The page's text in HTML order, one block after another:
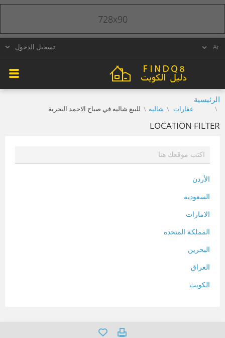
تسجيل الدخول
الرئيسية
عقارات شاليه للبيع شاليه في صباح الاحمد البحرية
LOCATION FILTER
الأردن
السعوديه
الامارات
المملكة المتحده
البحرين
العراق
الكويت
728x90